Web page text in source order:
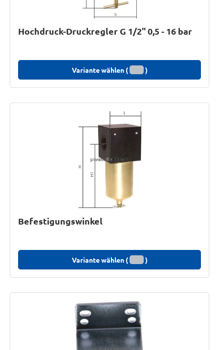
Hochdruck-Druckregler G 1/2" 0,5 - 16 bar
Variante wählen ( )
Befestigungswinkel
Variante wählen ( )